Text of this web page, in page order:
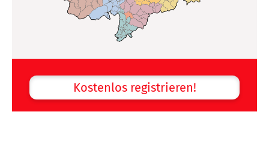
Kostenlos registrieren!